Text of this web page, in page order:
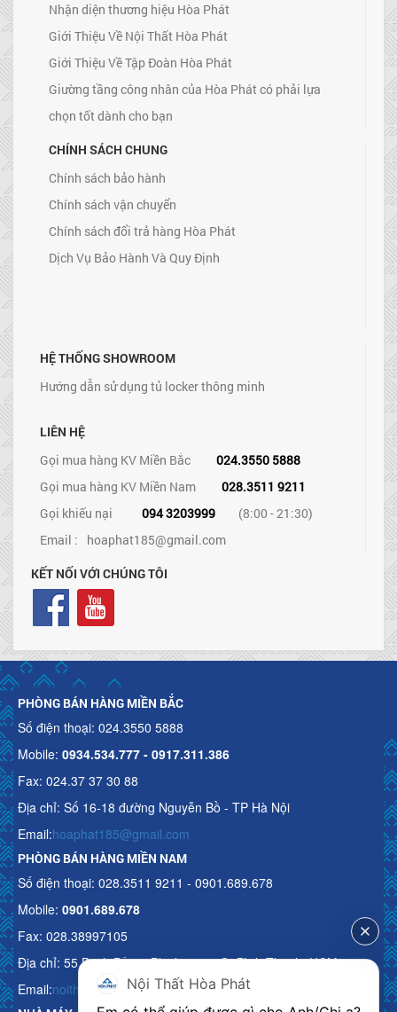
Nhận diện thương hiệu Hòa Phát
Giới Thiệu Về Nội Thất Hòa Phát
Giới Thiệu Về Tập Đoàn Hòa Phát
Giường tầng công nhân của Hòa Phát có phải lựa
chọn tốt dành cho bạn
CHÍNH SÁCH CHUNG
Chính sách bảo hành
Chính sách vận chuyển
Chính sách đổi trả hàng Hòa Phát
Dịch Vụ Bảo Hành Và Quy Định
HỆ THỐNG SHOWROOM
Hướng dẫn sử dụng tủ locker thông minh
LIÊN HỆ
Gọi mua hàng KV Miền Bắc
024.3550 5888
Gọi mua hàng KV Miền Nam
028.3511 9211
Gọi khiếu nại
094 3203999
(8:00 - 21:30)
Email : hoaphat185@gmail.com
KẾT NỐI VỚI CHÚNG TÔI
PHÒNG BÁN HÀNG MIỀN BẮC
Số điện thoại: 024.3550 5888
Mobile: 0934.534.777 - 0917.311.386
Fax: 024.37 37 30 88
Địa chỉ: Số 16-18 đường Nguyễn Bồ - TP Hà Nội
Email:hoaphat185@gmail.com
PHÒNG BÁN HÀNG MIỀN NAM
Số điện thoại: 028.3511 9211 - 0901.689.678
Mobile: 0901.689.678
Fax: 028.38997105
Địa chỉ: 55 Bạch Đằng, Phường 15, Q. Bình Thạnh, HCM
Email:noithathoaphattot@gmail.com
Nội Thất Hòa Phát